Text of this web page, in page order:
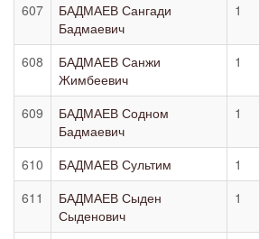
607
БАДМАЕВ Сангади
Бадмаевич
1
608
БАДМАЕВ Санжи
Жимбеевич
1
609
БАДМАЕВ Содном
Бадмаевич
1
610 БАДМАЕВ Сультим
1
611
БАДМАЕВ Сыден
Сыденович
1